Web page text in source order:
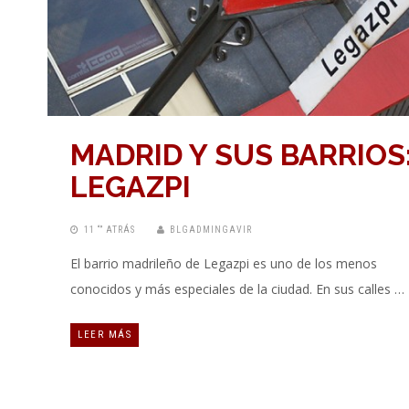
MADRID Y SUS
LEGAZPI
11 “” ATRÁS BLGADMINGAVIR
El barrio madrileño de Legazpi es uno de los menos
conocidos y más especiales de la ciudad. En sus calles …
LEER MÁS